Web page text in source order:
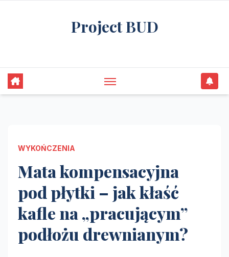
Project BUD
WYKOŃCZENIA
Mata kompensacyjna
pod płytki – jak kłaść
kafle na „pracującym”
podłożu drewnianym?